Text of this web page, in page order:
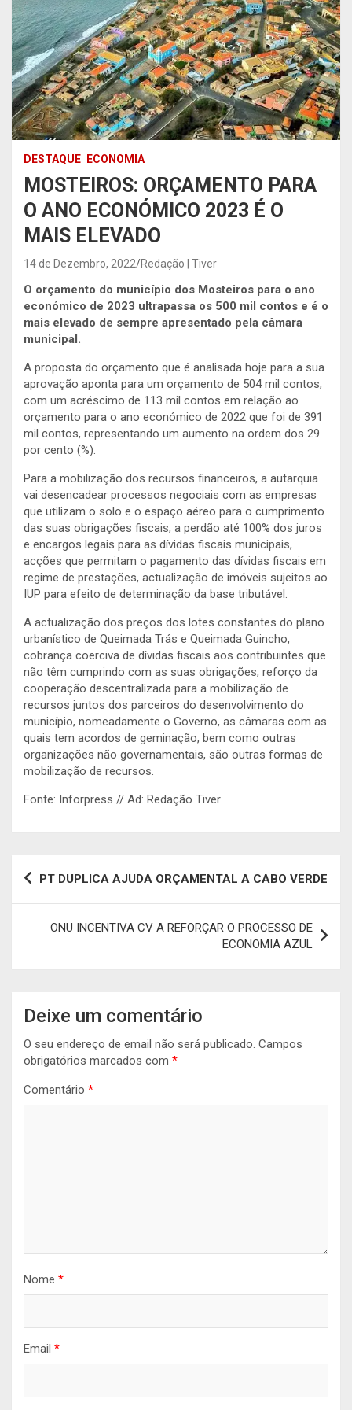
DESTAQUE ECONOMIA
MOSTEIROS: ORÇAMENTO PARA
O ANO ECONÓMICO 2023 É O
MAIS ELEVADO
14 de Dezembro, 2022 Redação | Tiver
O orçamento do município dos Mosteiros para o ano
económico de 2023 ultrapassa os 500 mil contos e é o
mais elevado de sempre apresentado pela câmara
municipal.
A proposta do orçamento que é analisada hoje para a sua
aprovação aponta para um orçamento de 504 mil contos,
com um acréscimo de 113 mil contos em relação ao
orçamento para o ano económico de 2022 que foi de 391
mil contos, representando um aumento na ordem dos 29
por cento (%).
Para a mobilização dos recursos financeiros, a autarquia
vai desencadear processos negociais com as empresas
que utilizam o solo e o espaço aéreo para o cumprimento
das suas obrigações fiscais, a perdão até 100% dos juros
e encargos legais para as dívidas fiscais municipais,
acções que permitam o pagamento das dívidas fiscais em
regime de prestações, actualização de imóveis sujeitos ao
IUP para efeito de determinação da base tributável.
A actualização dos preços dos lotes constantes do plano
urbanístico de Queimada Trás e Queimada Guincho,
cobrança coerciva de dívidas fiscais aos contribuintes que
não têm cumprindo com as suas obrigações, reforço da
cooperação descentralizada para a mobilização de
recursos juntos dos parceiros do desenvolvimento do
município, nomeadamente o Governo, as câmaras com as
quais tem acordos de geminação, bem como outras
organizações não governamentais, são outras formas de
mobilização de recursos.
Fonte: Inforpress // Ad: Redação Tiver
Navegação
PT DUPLICA AJUDA ORÇAMENTAL A CABO VERDE
ONU INCENTIVA CV A REFORÇAR O PROCESSO DE
ECONOMIA AZUL
Deixe um comentário
O seu endereço de email não será publicado. Campos
obrigatórios marcados com *
Comentário *
Nome *
Email *